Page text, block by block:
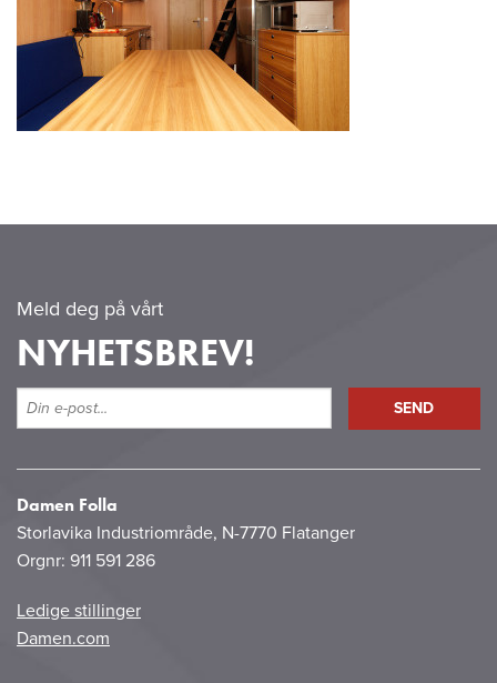
Meld deg på vårt
NYHETSBREV!
Damen Folla
Storlavika Industriområde, N-7770 Flatanger
Orgnr: 911 591 286
Ledige stillinger
Damen.com